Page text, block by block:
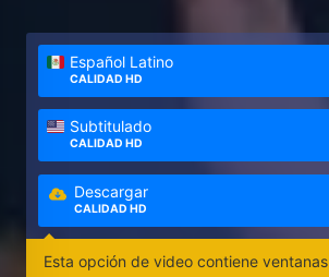
Español Latino
CALIDAD HD
Subtitulado
CALIDAD HD
Descargar
CALIDAD HD
Esta opción de video contiene ventanas